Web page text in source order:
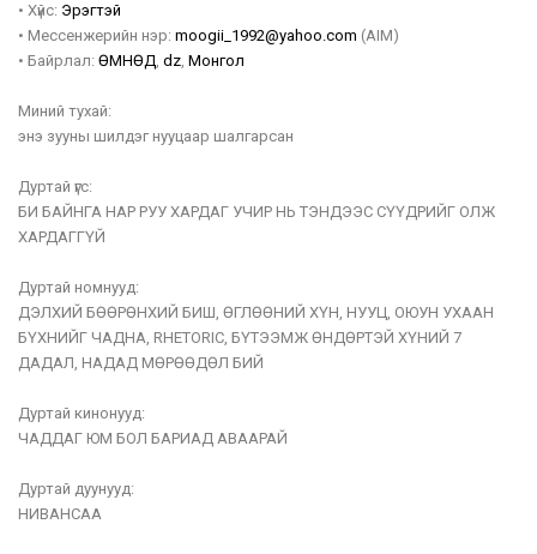
• Хүйс: Эрэгтэй
• Мессенжерийн нэр: moogii_1992@yahoo.com (AIM)
• Байрлал: ӨМНӨД, dz, Монгол
Миний тухай:
энэ зууны шилдэг нууцаар шалгарсан
Дуртай үгс:
БИ БАЙНГА НАР РУУ ХАРДАГ УЧИР НЬ ТЭНДЭЭС СҮҮДРИЙГ ОЛЖ
ХАРДАГГҮЙ
Дуртай номнууд:
ДЭЛХИЙ БӨӨРӨНХИЙ БИШ, ӨГЛӨӨНИЙ ХҮН, НУУЦ, ОЮУН УХААН
БҮХНИЙГ ЧАДНА, RHETORIC, БҮТЭЭМЖ ӨНДӨРТЭЙ ХҮНИЙ 7
ДАДАЛ, НАДАД МӨРӨӨДӨЛ БИЙ
Дуртай кинонууд:
ЧАДДАГ ЮМ БОЛ БАРИАД АВААРАЙ
Дуртай дуунууд:
НИВАНСАА